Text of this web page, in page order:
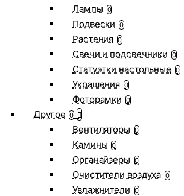
Лампы 0
Подвески 0
Растения 0
Свечи и подсвечники 0
Статуэтки настольные 0
Украшения 0
Фоторамки 0
Другое 0
Вентиляторы 0
Камины 0
Органайзеры 0
Очистители воздуха 0
Увлажнители 0